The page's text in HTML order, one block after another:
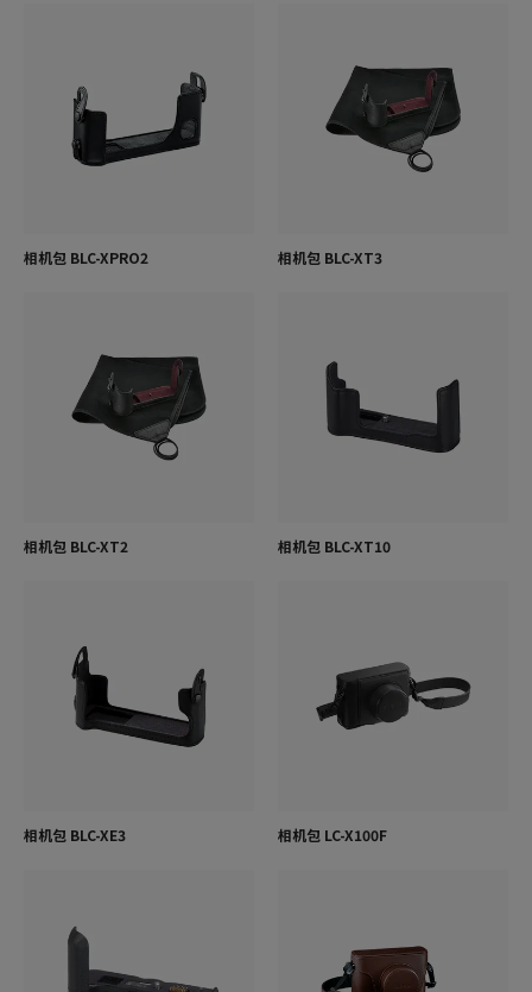
相机包 BLC-XPRO2 相机包 BLC-XT3
相机包 BLC-XT2 相机包 BLC-XT10
相机包 BLC-XE3 相机包 LC-X100F